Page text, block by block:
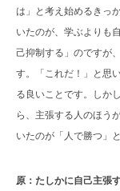
は」と考え始めるきっ
いたのが、学ぶよりも
己抑制する」のですが
す。「これだ！」と思
る良いことです。しか
ら、主張する人のほう
いたのが「人で勝つ」
原：たしかに自己主張